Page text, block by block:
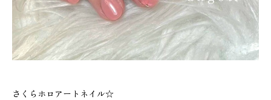
さくらホロアートネイル☆